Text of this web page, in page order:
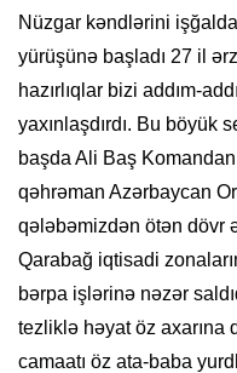
Nüzgar kəndlərini
yürüşünə başladı 27 il
hazırlıqlar bizi addım-
yaxınlaşdırdı. Bu böyük
başda Ali Baş
qəhrəman Azərbaycan
qələbəmizdən ötən dövr
Qarabağ iqtisadi
bərpa işlərinə nəzər
tezliklə həyat öz axarına
camaatı öz ata-baba